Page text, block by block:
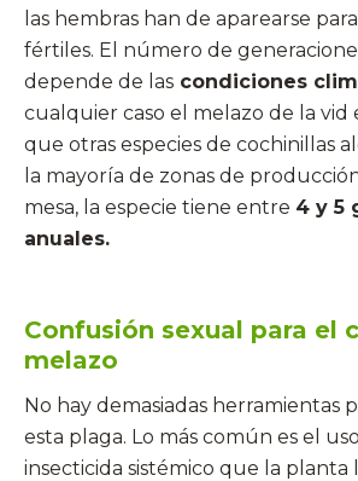
las hembras han de aparearse
fértiles. El número de
depende de las condiciones
cualquier caso el melazo de la vid
que otras especies de cochinillas
la mayoría de zonas de
mesa, la especie tiene entre 4 y 5
anuales.
Confusión sexual para el
melazo
No hay demasiadas herramientas
esta plaga. Lo más común es el
insecticida sistémico que la planta